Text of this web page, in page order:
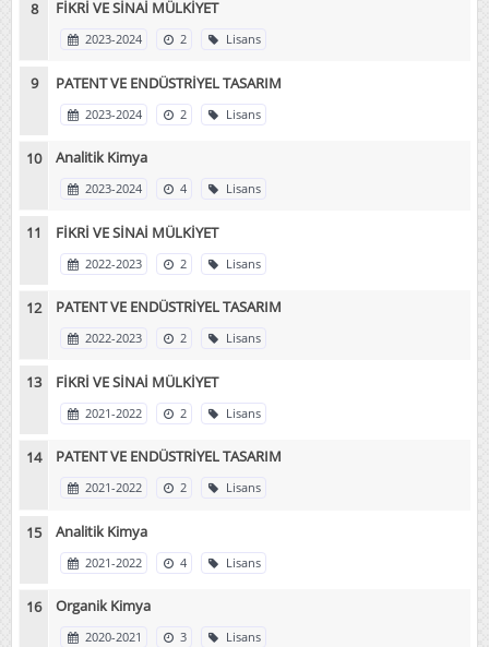
FİKRİ VE SİNAİ MÜLKİYET
2023-2024 2 Lisans
PATENT VE ENDÜSTRİYEL TASARIM
2023-2024 2 Lisans
Analitik Kimya
2023-2024 4 Lisans
FİKRİ VE SİNAİ MÜLKİYET
2022-2023 2 Lisans
PATENT VE ENDÜSTRİYEL TASARIM
2022-2023 2 Lisans
FİKRİ VE SİNAİ MÜLKİYET
2021-2022 2 Lisans
PATENT VE ENDÜSTRİYEL TASARIM
2021-2022 2 Lisans
Analitik Kimya
2021-2022 4 Lisans
Organik Kimya
2020-2021 3 Lisans